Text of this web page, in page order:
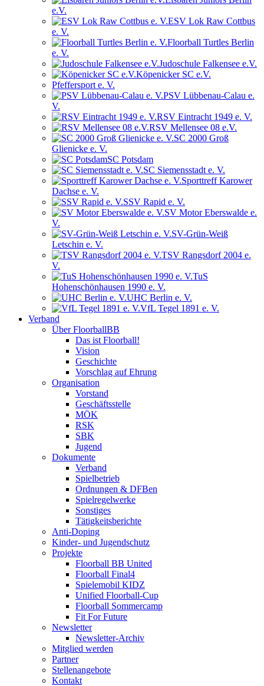
e.V.
ESV Lok Raw Cottbus
e. V.
Floorball Turtles Berlin
e. V.
Judoschule Falkensee e.V.
Köpenicker SC e.V.
Pfeffersport e. V.
PSV Lübbenau-Calau e.
V.
RSV Eintracht 1949 e. V.
RSV Mellensee 08 e.V.
SC 2000 Groß
Glienicke e. V.
SC Potsdam
SC Siemensstadt e. V.
Sporttreff Karower
Dachse e. V.
SSV Rapid e. V.
SV Motor Eberswalde e.
V.
SV-Grün-Weiß
Letschin e. V.
TSV Rangsdorf 2004 e.
V.
TuS
Hohenschönhausen 1990 e. V.
UHC Berlin e. V.
VfL Tegel 1891 e. V.
Verband
Über FloorballBB
Das ist Floorball!
Vision
Geschichte
Vorschlag auf Ehrung
Organisation
Vorstand
Geschäftsstelle
MÖK
RSK
SBK
Jugend
Dokumente
Verband
Spielbetrieb
Ordnungen & DFBen
Spielregelwerke
Sonstiges
Tätigkeitsberichte
Anti-Doping
Kinder- und Jugendschutz
Projekte
Floorball BB United
Floorball Final4
Spielemobil KIDZ
Unified Floorball-Cup
Floorball Sommercamp
Fit For Future
Newsletter
Newsletter-Archiv
Mitglied werden
Partner
Stellenangebote
Kontakt